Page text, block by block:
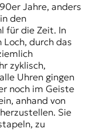
Jahre, anders
den
für die Zeit. In
durch das
zyklisch,
Uhren gingen
noch im Geiste
anhand von
Sie
zu